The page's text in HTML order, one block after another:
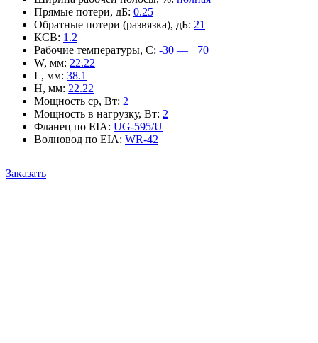
Прямые потери, дБ: 0.25
Обратные потери (развязка), дБ: 21
КСВ: 1.2
Рабочие температуры, С: -30 — +70
W, мм: 22.22
L, мм: 38.1
H, мм: 22.22
Мощность ср, Вт: 2
Мощность в нагрузку, Вт: 2
Фланец по EIA: UG-595/U
Волновод по EIA: WR-42
Заказать